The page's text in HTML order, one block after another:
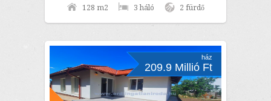
HÁZ ELADÓ! MAGAS MŰSZAKI TARTALOMMAL,...
128 m2 3 háló 2 fürdő
ház
209.9 Millió Ft